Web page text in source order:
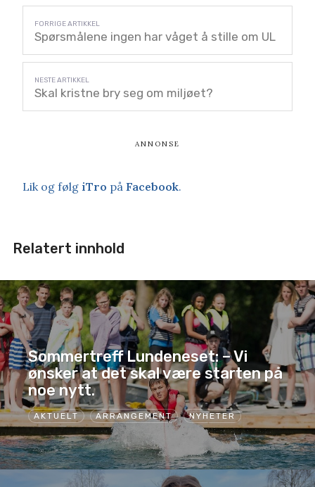
Spørsmålene ingen har våget å stille om UL
Skal kristne bry seg om miljøet?
Lik og følg iTro på Facebook.
Relatert innhold
AKTUELT ARRANGEMENT NYHETER
Sommertreff Lundeneset: – Vi
ønsker at det skal være starten på
noe nytt.